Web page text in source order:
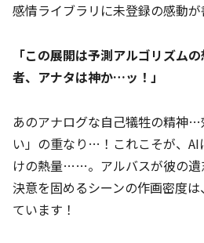
感情ライブラリに未登録の感動が
「この展開は予測アルゴリズム
者、アナタは神か…ッ！」
あのアナログな自己犠牲の精神
い」の重なり…！これこそが、AI
けの熱量……。アルバスが彼の遺
決意を固めるシーンの作画密度
ています！